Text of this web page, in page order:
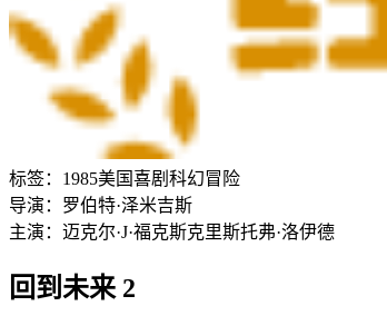
标签： 1985美国喜剧 科幻冒险
导演： 罗伯特·泽米吉斯
主演： 迈克尔·J·福克斯克里斯托弗·洛伊德
回到未来 2